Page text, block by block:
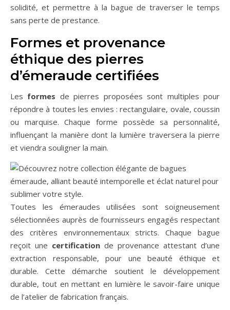
solidité, et permettre à la bague de traverser le temps
sans perte de prestance.
Formes et provenance
éthique des pierres
d’émeraude certifiées
Les formes de pierres proposées sont multiples pour
répondre à toutes les envies : rectangulaire, ovale, coussin
ou marquise. Chaque forme possède sa personnalité,
influençant la manière dont la lumière traversera la pierre
et viendra souligner la main.
Toutes les émeraudes utilisées sont soigneusement
sélectionnées auprès de fournisseurs engagés respectant
des critères environnementaux stricts. Chaque bague
reçoit une certification de provenance attestant d’une
extraction responsable, pour une beauté éthique et
durable. Cette démarche soutient le développement
durable, tout en mettant en lumière le savoir-faire unique
de l’atelier de fabrication français.